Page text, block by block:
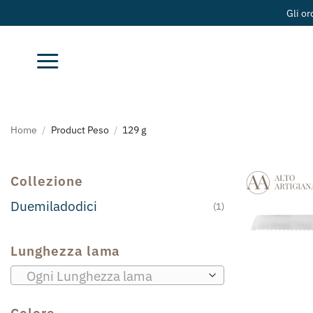
ai
contenuti
Gli
Home / Product Peso / 129 g
Collezione
Duemiladodici
(1)
Lunghezza lama
Ogni Lunghezza lama